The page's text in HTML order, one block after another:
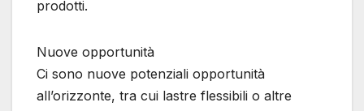
prodotti.
Nuove opportunità
Ci sono nuove potenziali opportunità
all’orizzonte, tra cui lastre flessibili o altre